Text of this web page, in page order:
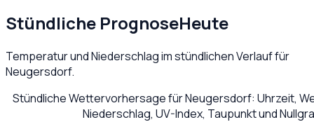
Stündliche PrognoseHeute
Temperatur und Niederschlag im stündlichen Verlauf für
Neugersdorf.
Stündliche Wettervorhersage fürNeugersdorf: Uhrzeit,
Niederschlag, UV-Index, Taupunkt und